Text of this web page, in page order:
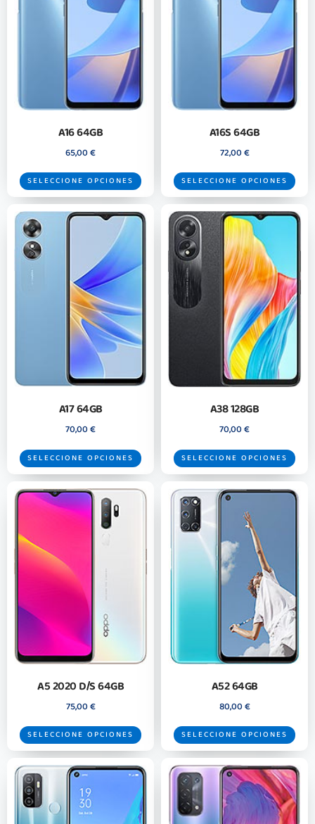
A16 64GB
65,00€
SELECCIONE OPCIONES
A16S 64GB
72,00€
SELECCIONE OPCIONES
A17 64GB
70,00€
SELECCIONE OPCIONES
A38 128GB
70,00€
SELECCIONE OPCIONES
A5 2020 D/S 64GB
75,00€
SELECCIONE OPCIONES
A52 64GB
80,00€
SELECCIONE OPCIONES